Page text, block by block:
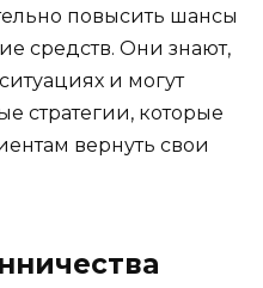
повысить шансы
средств. Они знают,
и могут
стратегии, которые
вернуть свои